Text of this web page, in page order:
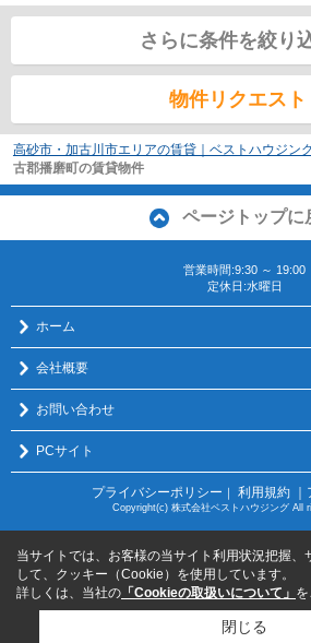
さらに条件を絞り
物件リクエスト
高砂市・加古川市エリアの賃貸｜ベストハウジン
古郡播磨町の賃貸物件
ページトップに
営業時間:9:30 ～ 19:00
定休日:水曜日
ホーム
会社概要
お問い合わせ
PCサイト
プライバシーポリシー ｜ 利用規約
Copyright(c) 株式会社ベストハウジング All
当サイトでは、お客様の当サイト利用状況把握、
して、クッキー（Cookie）を使用しています。
詳しくは、当社の 「Cookieの取扱いについて」
閉じる